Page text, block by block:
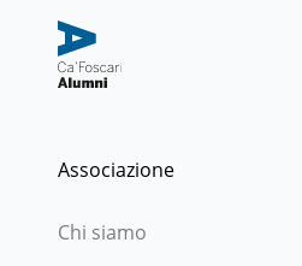
Associazione
Chi siamo